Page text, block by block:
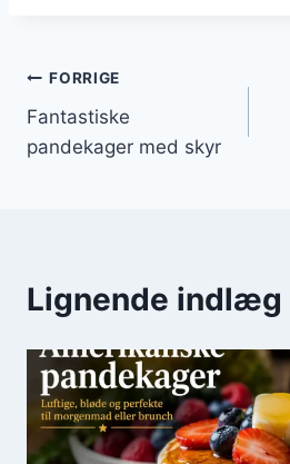
Indlægsnavigation
FORRIGE
Fantastiske
pandekager med skyr
Lignende indlæg